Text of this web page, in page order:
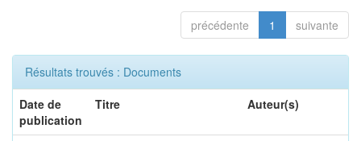
précédente 1 suivante
Résultats trouvés : Documents
Date de
publication
Titre Auteur(s)